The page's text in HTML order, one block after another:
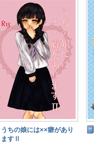
うちの娘には××癖があり
ますⅡ